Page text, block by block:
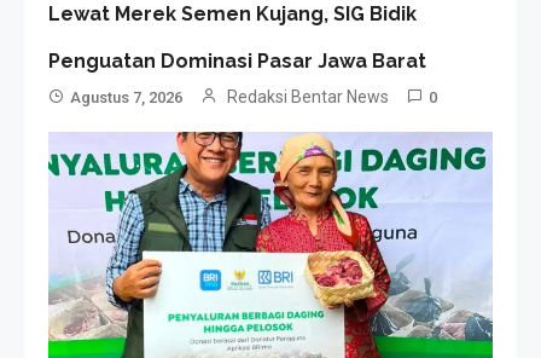
Lewat Merek Semen Kujang, SIG Bidik
Penguatan Dominasi Pasar Jawa Barat
Agustus 7, 2026 Redaksi Bentar News 0